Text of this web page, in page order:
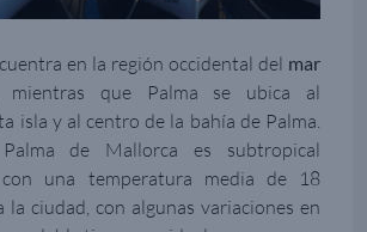
en la región occidental del mar
, mientras que Palma se ubica al
isla y al centro de la bahía de Palma.
de Mallorca es subtropical
con una temperatura media de 18
la ciudad, con algunas variaciones en